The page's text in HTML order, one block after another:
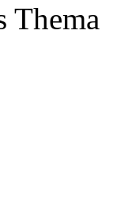
Thema